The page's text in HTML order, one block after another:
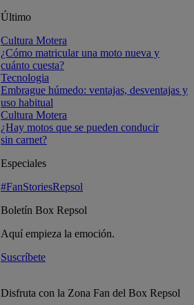
Último
Cultura Motera
¿Cómo matricular una moto nueva y
cuánto cuesta?
Tecnologia
Embrague húmedo: ventajas, desventajas y
uso habitual
Cultura Motera
¿Hay motos que se pueden conducir
sin carnet?
Especiales
#FanStoriesRepsol
Boletín Box Repsol
Aquí empieza la emoción.
Suscríbete
Disfruta con la Zona Fan del Box Repsol